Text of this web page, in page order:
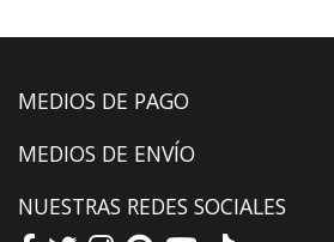
MEDIOS DE PAGO
MEDIOS DE ENVÍO
NUESTRAS REDES SOCIALES